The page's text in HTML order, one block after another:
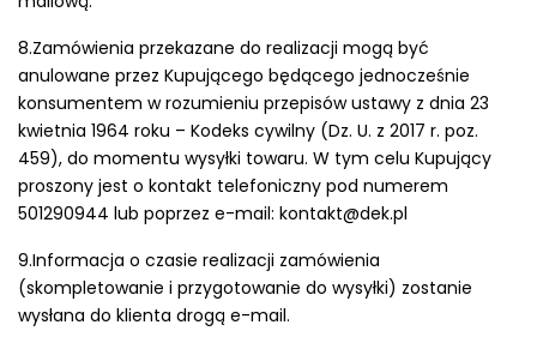
8.Zamówienia przekazane do realizacji mogą być
anulowane przez Kupującego będącego jednocześnie
konsumentem w rozumieniu przepisów ustawy z dnia 23
kwietnia 1964 roku – Kodeks cywilny (Dz. U. z 2017 r. poz.
459), do momentu wysyłki towaru. W tym celu Kupujący
proszony jest o kontakt telefoniczny pod numerem
501290944 lub poprzez e-mail: kontakt@dek.pl
9.Informacja o czasie realizacji zamówienia
(skompletowanie i przygotowanie do wysyłki) zostanie
wysłana do klienta drogą e-mail.